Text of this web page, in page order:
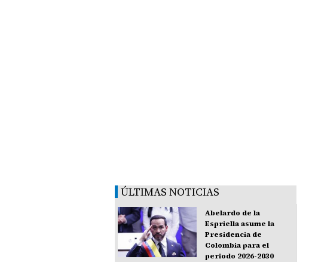
ÚLTIMAS NOTICIAS
Abelardo de la
Espriella asume la
Presidencia de
Colombia para el
periodo 2026-2030